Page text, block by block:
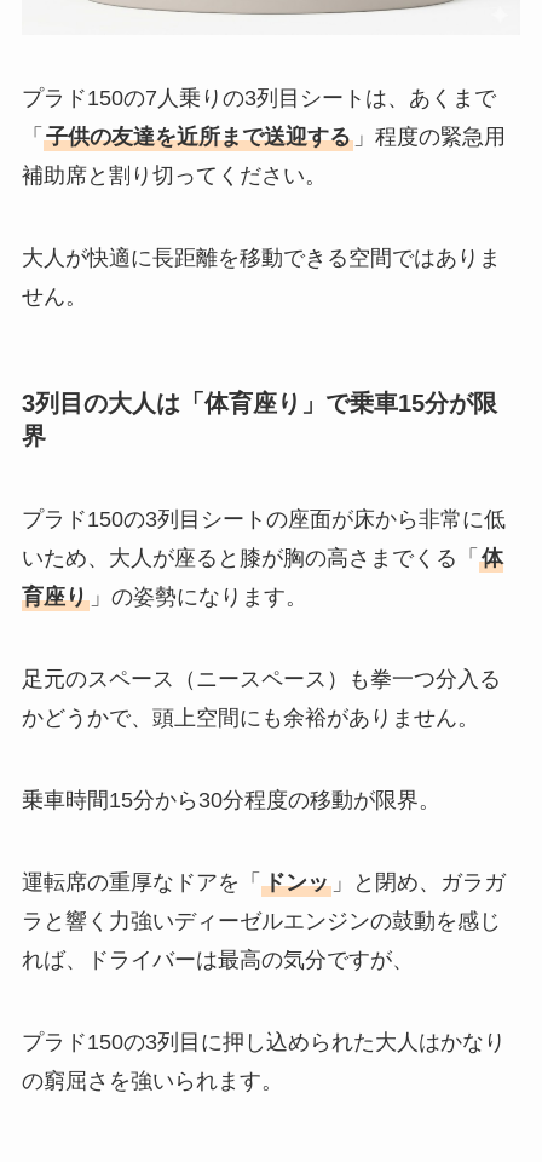
プラド150の7人乗りの3列目シートは、あくまで
「 子供の友達を近所まで送迎する」程度の緊急用
補助席と割り切ってください。
大人が快適に長距離を移動できる空間ではありま
せん。
3列目の大人は「体育座り」で乗車15分が限
界
プラド150の3列目シートの座面が床から非常に低
いため、大人が座ると膝が胸の高さまでくる「 体
育座り」の姿勢になります。
足元のスペース（ニースペース）も拳一つ分入る
かどうかで、頭上空間にも余裕がありません。
乗車時間15分から30分程度の移動が限界。
運転席の重厚なドアを「 ドンッ」と閉め、ガラガ
ラと響く力強いディーゼルエンジンの鼓動を感じ
れば、ドライバーは最高の気分ですが、
プラド150の3列目に押し込められた大人はかなり
の窮屈さを強いられます。